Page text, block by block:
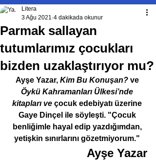
Parmak sallayan
tutumlarımız çocukları
bizden uzaklaştırıyor mu?
Litera
3 Ağu 2021 4 dakikada okunur
Ayşe Yazar, Kim Bu Konuşan? ve
Öykü Kahramanları Ülkesi’nde
kitapları ve çocuk edebiyatı üzerine
Gaye Dinçel ile söyleşti. "Çocuk
benliğimle hayal edip yazdığımdan,
yetişkin sınırlarını gözetmiyorum."
Ayşe Yazar